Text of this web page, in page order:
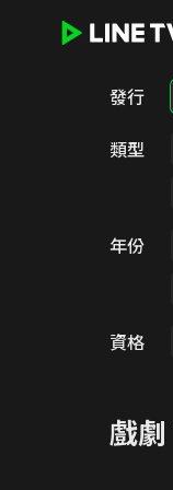
發行
類型
年份
資格
戲劇